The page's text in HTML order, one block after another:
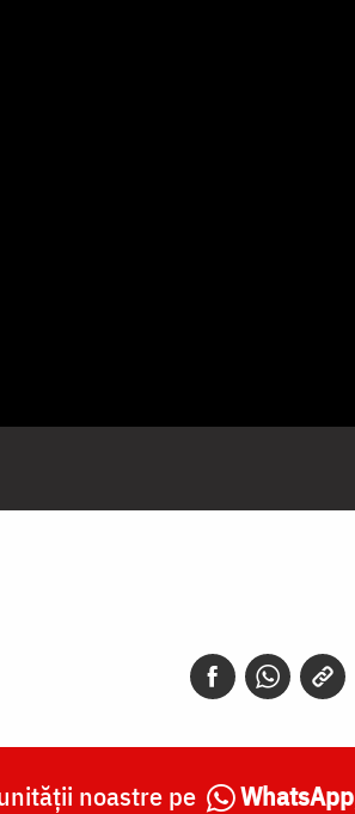
noastre pe WhatsApp